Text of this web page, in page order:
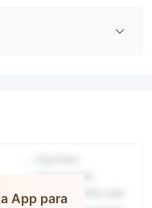
App para